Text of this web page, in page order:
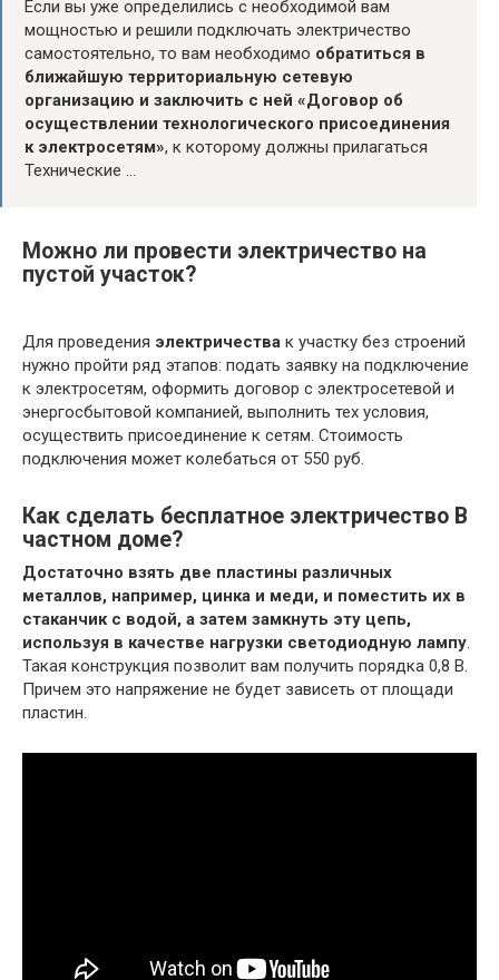
Если вы уже определились с необходимой вам
мощностью и решили подключать электричество
самостоятельно, то вам необходимо обратиться в
ближайшую территориальную сетевую
организацию и заключить с ней «Договор об
осуществлении технологического присоединения
к электросетям», к которому должны прилагаться
Технические …
Можно ли провести электричество на
пустой участок?
Для проведения электричества к участку без строений
нужно пройти ряд этапов: подать заявку на подключение
к электросетям, оформить договор с электросетевой и
энергосбытовой компанией, выполнить тех условия,
осуществить присоединение к сетям. Стоимость
подключения может колебаться от 550 руб.
Как сделать бесплатное электричество В
частном доме?
Достаточно взять две пластины различных
металлов, например, цинка и меди, и поместить их в
стаканчик с водой, а затем замкнуть эту цепь,
используя в качестве нагрузки светодиодную лампу.
Такая конструкция позволит вам получить порядка 0,8 В.
Причем это напряжение не будет зависеть от площади
пластин.